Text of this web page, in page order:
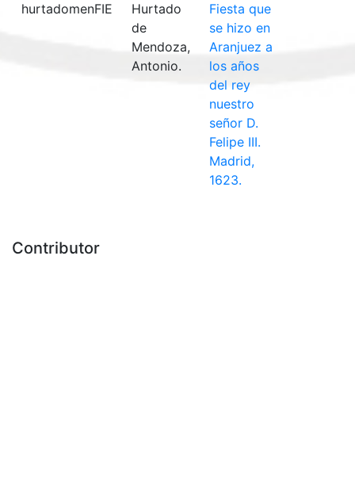
hurtadomenFIE
Hurtado
de
Mendoza,
Antonio.
Fiesta que
se hizo en
Aranjuez a
los años
del rey
nuestro
señor D.
Felipe III.
Madrid,
1623.
Contributor